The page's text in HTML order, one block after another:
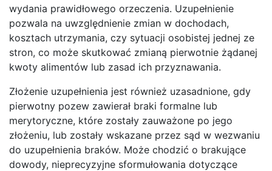
wydania prawidłowego orzeczenia. Uzupełnienie
pozwala na uwzględnienie zmian w dochodach,
kosztach utrzymania, czy sytuacji osobistej jednej ze
stron, co może skutkować zmianą pierwotnie żądanej
kwoty alimentów lub zasad ich przyznawania.
Złożenie uzupełnienia jest również uzasadnione, gdy
pierwotny pozew zawierał braki formalne lub
merytoryczne, które zostały zauważone po jego
złożeniu, lub zostały wskazane przez sąd w wezwaniu
do uzupełnienia braków. Może chodzić o brakujące
dowody, nieprecyzyjne sformułowania dotyczące